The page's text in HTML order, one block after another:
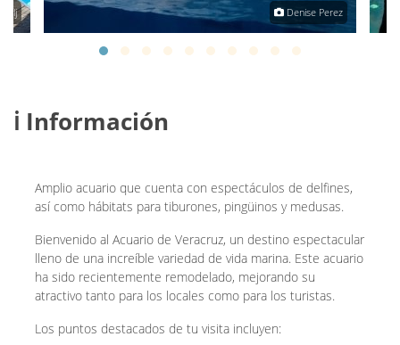
Denise Perez
ℹ️ Información
Amplio acuario que cuenta con espectáculos de delfines,
así como hábitats para tiburones, pingüinos y medusas.
Bienvenido al Acuario de Veracruz, un destino espectacular
lleno de una increíble variedad de vida marina. Este acuario
ha sido recientemente remodelado, mejorando su
atractivo tanto para los locales como para los turistas.
Los puntos destacados de tu visita incluyen: